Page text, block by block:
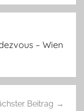
– Wien
Beitrag